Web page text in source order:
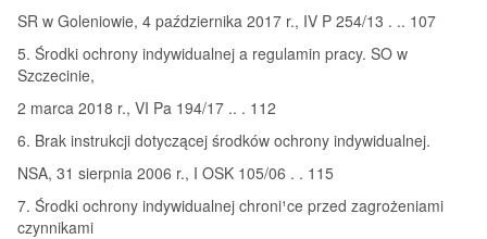
SR w Goleniowie, 4 października 2017 r., IV P 254/13 . .. 107
5. Środki ochrony indywidualnej a regulamin pracy. SO w
Szczecinie,
2 marca 2018 r., VI Pa 194/17 .. . 112
6. Brak instrukcji dotyczącej środków ochrony indywidualnej.
NSA, 31 sierpnia 2006 r., I OSK 105/06 . . 115
7. Środki ochrony indywidualnej chroni¹ce przed zagrożeniami
czynnikami